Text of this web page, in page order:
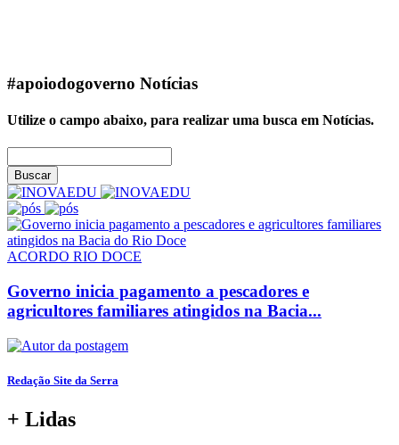
#apoiodogoverno Notícias
Utilize o campo abaixo, para realizar uma busca em Notícias.
Buscar
ACORDO RIO DOCE
Governo inicia pagamento a pescadores e
agricultores familiares atingidos na Bacia...
Redação Site da Serra
+ Lidas